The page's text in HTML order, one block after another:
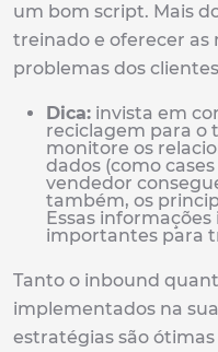
um bom script. Mais
treinado e oferecer as
problemas dos
Dica: invista em
reciclagem para o
monitore os
dados (como
vendedor
também, os
Essas
importantes para
Tanto o inbound
implementados na
estratégias são